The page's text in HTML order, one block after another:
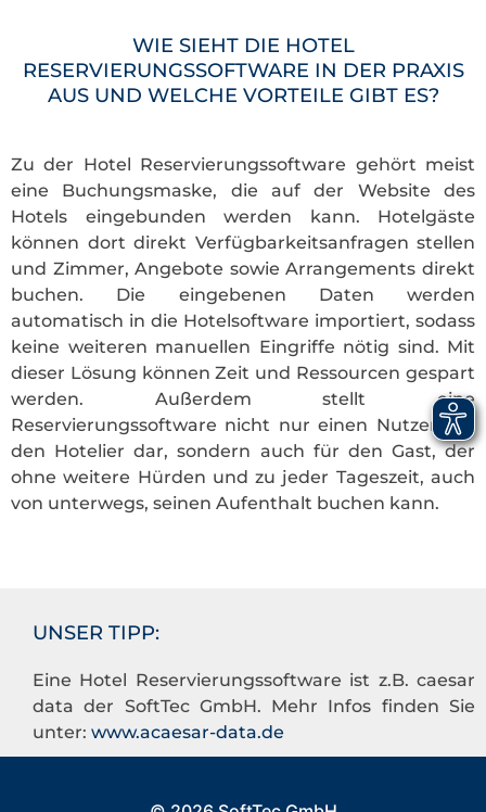
WIE SIEHT DIE HOTEL
RESERVIERUNGSSOFTWARE IN DER PRAXIS
AUS UND WELCHE VORTEILE GIBT ES?
Zu der Hotel Reservierungssoftware gehört meist
eine Buchungsmaske, die auf der Website des
Hotels eingebunden werden kann. Hotelgäste
können dort direkt Verfügbarkeitsanfragen stellen
und Zimmer, Angebote sowie Arrangements direkt
buchen. Die eingebenen Daten werden
automatisch in die Hotelsoftware importiert, sodass
keine weiteren manuellen Eingriffe nötig sind. Mit
dieser Lösung können Zeit und Ressourcen gespart
werden. Außerdem stellt eine
Reservierungssoftware nicht nur einen Nutzen für
den Hotelier dar, sondern auch für den Gast, der
ohne weitere Hürden und zu jeder Tageszeit, auch
von unterwegs, seinen Aufenthalt buchen kann.
UNSER TIPP:
Eine Hotel Reservierungssoftware ist z.B. caesar
data der SoftTec GmbH. Mehr Infos finden Sie
unter: www.acaesar-data.de